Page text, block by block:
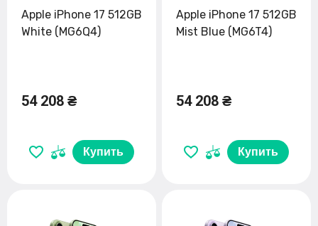
Apple iPhone 17 512GB
White (MG6Q4)
54 208 ₴
Купить
Apple iPhone 17 512GB
Mist Blue (MG6T4)
54 208 ₴
Купить